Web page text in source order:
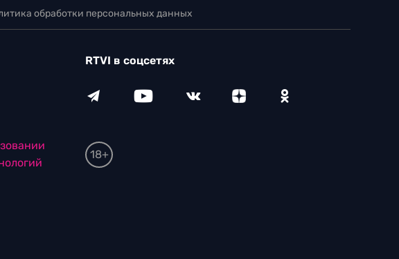
обработки персональных данных
RTVI в соцсетях
18+